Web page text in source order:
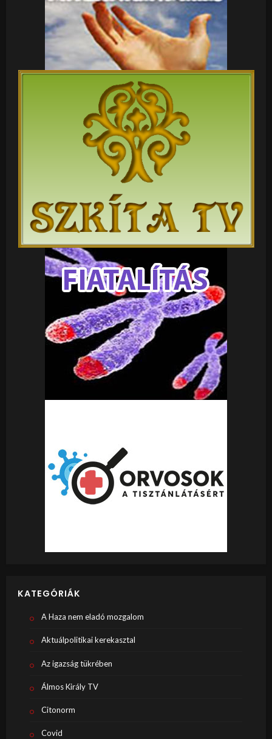
KATEGÓRIÁK
A Haza nem eladó mozgalom
Aktuálpolitikai kerekasztal
Az igazság tükrében
Álmos Király TV
Citonorm
Covid